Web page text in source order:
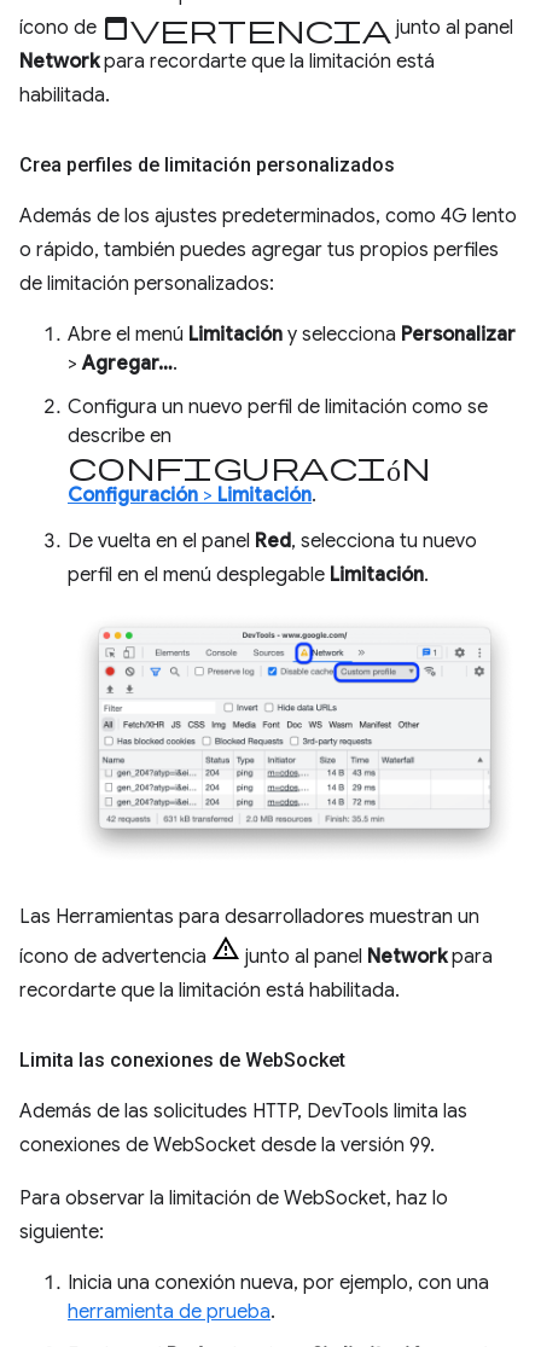
ícono de advertencia junto al panel
Networkpara recordarte que la limitación está
habilitada.
Crea perfiles de limitación personalizados
Además de los ajustes predeterminados, como 4G lento
o rápido, también puedes agregar tus propios perfiles
de limitación personalizados:
Abre el menú Limitación y selecciona Personalizar
>Agregar….
Configura un nuevo perfil de limitación como se
describe en
Configuración
Configuración > Limitación.
De vuelta en el panel Red, selecciona tu nuevo
perfil en el menú desplegable Limitación.
Las Herramientas para desarrolladores muestran un
ícono de advertencia
junto al panel Networkpara
recordarte que la limitación está habilitada.
Limita las conexiones de WebSocket
Además de las solicitudes HTTP, DevTools limita las
conexiones de WebSocket desde la versión 99.
Para observar la limitación de WebSocket, haz lo
siguiente:
Inicia una conexión nueva, por ejemplo, con una
herramienta de prueba.